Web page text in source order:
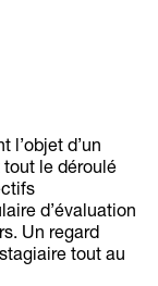
l’objet d’un
tout le déroulé
d’évaluation
Un regard
tout au